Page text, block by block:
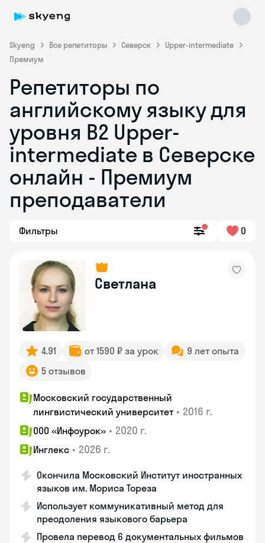
Skyeng Все репетиторы Северск
Upper-intermediate
Премиум
Репетиторы по
английскому языку для
уровня B2 Upper-
intermediate в Северске
онлайн - Премиум
преподаватели
Фильтры 0
Светлана
4.91 от 1590 ₽ за урок
9 лет опыта
5 отзывов
Московский государственный
лингвистический университет • 2016 г.
ООО «Инфоурок» • 2020 г.
Инглекс • 2026 г.
Окончила Московский Институт иностранных
языков им. Мориса Тореза
Использует коммуникативный метод для
преодоления языкового барьера
Провела перевод 6 документальных фильмов
Skyeng Chat